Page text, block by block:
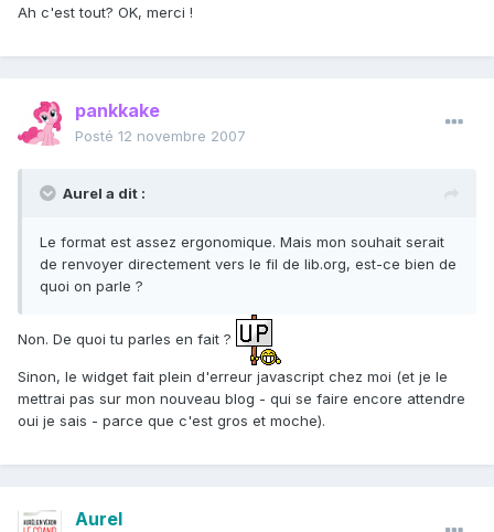
Ah c'est tout? OK, merci !
pankkake
Posté 12 novembre 2007
Aurel a dit :
Le format est assez ergonomique. Mais mon souhait serait
de renvoyer directement vers le fil de lib.org, est-ce bien de
quoi on parle ?
Non. De quoi tu parles en fait ?
Sinon, le widget fait plein d'erreur javascript chez moi (et je le
mettrai pas sur mon nouveau blog - qui se faire encore attendre
oui je sais - parce que c'est gros et moche).
Aurel